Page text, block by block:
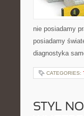
nie posiadamy
posiadamy
diagnostyka
CATEGORIES:
STYL